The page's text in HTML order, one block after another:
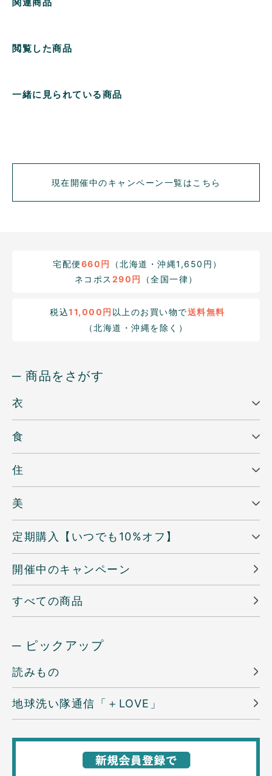
閲覧した商品
一緒に見られている商品
現在開催中のキャンペーン一覧はこちら
宅配便660円
（北海道・沖縄1,650円）
ネコポス 290円 （全国一律）
税込11,000円 以上のお買い物で送料無料
（北海道・沖縄を除く）
─ 商品をさがす
衣
食
住
美
定期購入【いつでも10%オフ】
開催中のキャンペーン
すべての商品
─ ピックアップ
読みもの
地球洗い隊通信「＋LOVE」